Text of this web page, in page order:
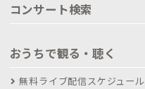
コンサート検索
おうちで観る・聴く
無料ライブ配信スケジュール